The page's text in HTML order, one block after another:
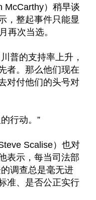
McCarthy）稍早谈
，整起事件只能显
再次当选。
普的支持率上升，
者。那么他们现在
对付他们的头号对
行动。”
Scalise）也对
表示，每当司法部
调查总是毫无进
准、是否公正实行